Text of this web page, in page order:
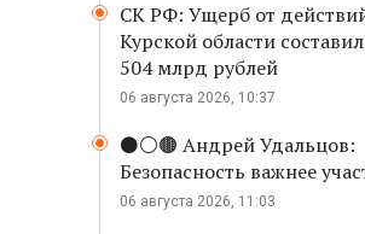
СК РФ: Ущерб от
Курской области
504 млрд рублей
06 августа 2026, 10:37
⚫️⚪️🟤 Андрей Удальцов:
Безопасность важнее
06 августа 2026, 11:03